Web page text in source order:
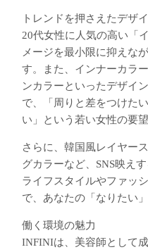
トレンドを押さえたデザ
20代女性に人気の高い「
メージを最小限に抑えな
す。また、インナーカラ
ンカラーといったデザイ
で、「周りと差をつけた
い」という若い女性の要
さらに、韓国風レイヤー
グカラーなど、SNS映え
ライフスタイルやファッ
で、あなたの「なりたい
働く環境の魅力
INFINIは、美容師として